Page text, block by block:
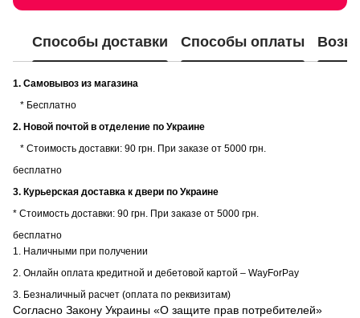
Способы доставки Способы оплаты
1. Самовывоз из магазина
* Бесплатно
2. Новой почтой в отделение по Украине
* Стоимость доставки: 90 грн. При заказе от 5000 грн.
бесплатно
3. Курьерская доставка к двери по Украине
* Стоимость доставки: 90 грн. При заказе от 5000 грн.
бесплатно
1. Наличными при получении
2. Онлайн оплата кредитной и дебетовой картой – WayForPay
3. Безналичный расчет (оплата по реквизитам)
Согласно Закону Украины «О защите прав потребителей»